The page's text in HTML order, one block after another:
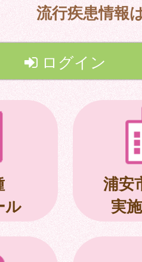
流行疾患情報
ログイン
ル
浦安
実